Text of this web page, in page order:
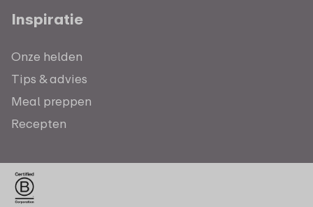
Inspiratie
Onze helden
Tips & advies
Meal preppen
Recepten